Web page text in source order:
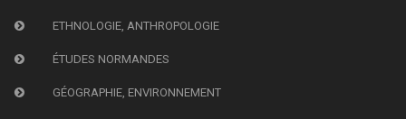
ETHNOLOGIE, ANTHROPOLOGIE
ÉTUDES NORMANDES
GÉOGRAPHIE, ENVIRONNEMENT